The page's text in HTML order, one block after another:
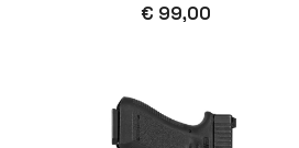
€ 99,00